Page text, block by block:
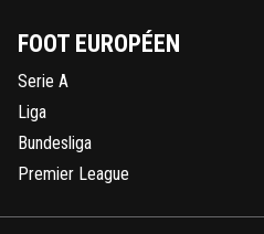
FOOT EUROPÉEN
Serie A
Liga
Bundesliga
Premier League